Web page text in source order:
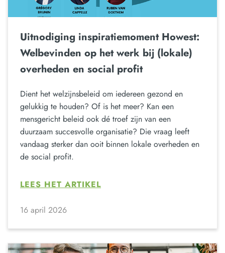
Uitnodiging inspiratiemoment Howest:
Welbevinden op het werk bij (lokale)
overheden en social profit
Dient het welzijnsbeleid om iedereen gezond en
gelukkig te houden? Of is het meer? Kan een
mensgericht beleid ook dé troef zijn van een
duurzaam succesvolle organisatie? Die vraag leeft
vandaag sterker dan ooit binnen lokale overheden en
de social profit.
LEES HET ARTIKEL
16 april 2026